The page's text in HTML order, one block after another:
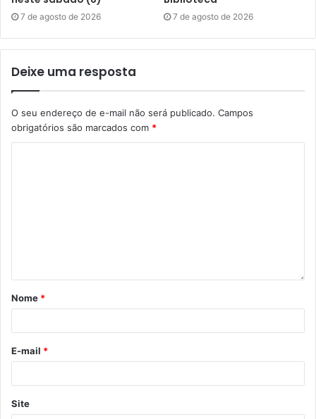
oportunidade única para nós”, analisou o jogador.
Gostei
Etiquetas
7 de agosto de 2026 7 de agosto de 2026
Deixe uma resposta
O seu endereço de e-mail não será publicado. Campos
obrigatórios são marcados com *
Nome *
E-mail *
Site